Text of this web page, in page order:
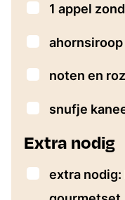
▢
1 appel
▢
ahornsiroop
▢
noten en
▢
snufje
Extra nodig
▢
extra